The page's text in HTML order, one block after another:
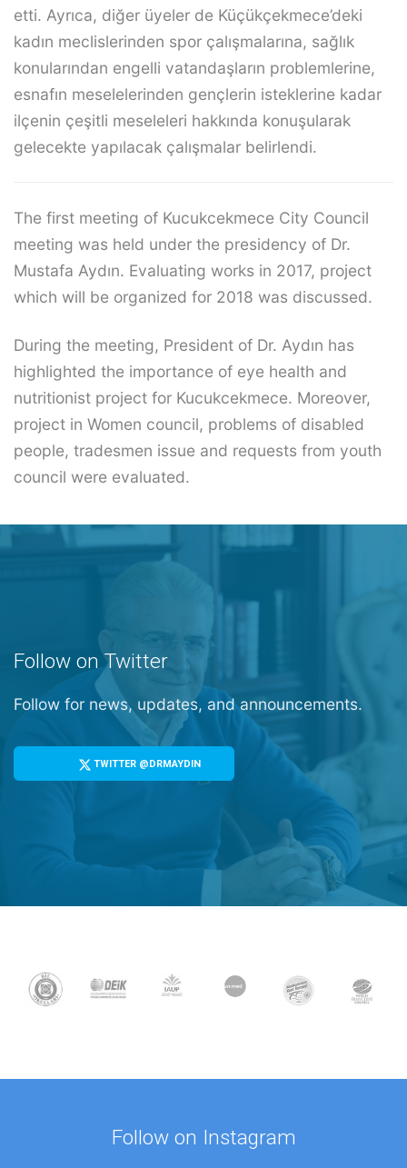
etti. Ayrıca, diğer üyeler de Küçükçekmece’deki
kadın meclislerinden spor çalışmalarına, sağlık
konularından engelli vatandaşların problemlerine,
esnafın meselelerinden gençlerin isteklerine kadar
ilçenin çeşitli meseleleri hakkında konuşularak
gelecekte yapılacak çalışmalar belirlendi.
The first meeting of Kucukcekmece City Council
meeting was held under the presidency of Dr.
Mustafa Aydın. Evaluating works in 2017, project
which will be organized for 2018 was discussed.
During the meeting, President of Dr. Aydın has
highlighted the importance of eye health and
nutritionist project for Kucukcekmece. Moreover,
project in Women council, problems of disabled
people, tradesmen issue and requests from youth
council were evaluated.
Follow on Twitter
Follow for news, updates, and announcements.
TWITTER @DRMAYDIN
Follow on Instagram